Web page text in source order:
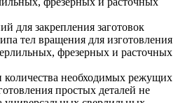
для закрепления заготовок
тел вращения для изготовления
фрезерных и расточных
количества необходимых режущих
простых деталей не